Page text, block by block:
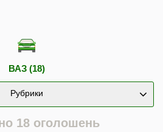
ВАЗ (18)
Рубрики
18 оголошень